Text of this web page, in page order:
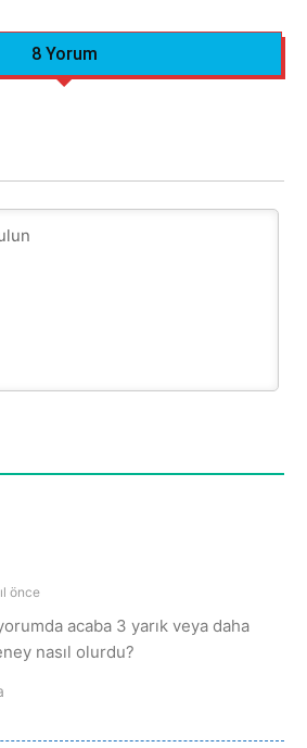
8 Yorum
önce
acaba 3 yarık veya daha
nasıl olurdu?